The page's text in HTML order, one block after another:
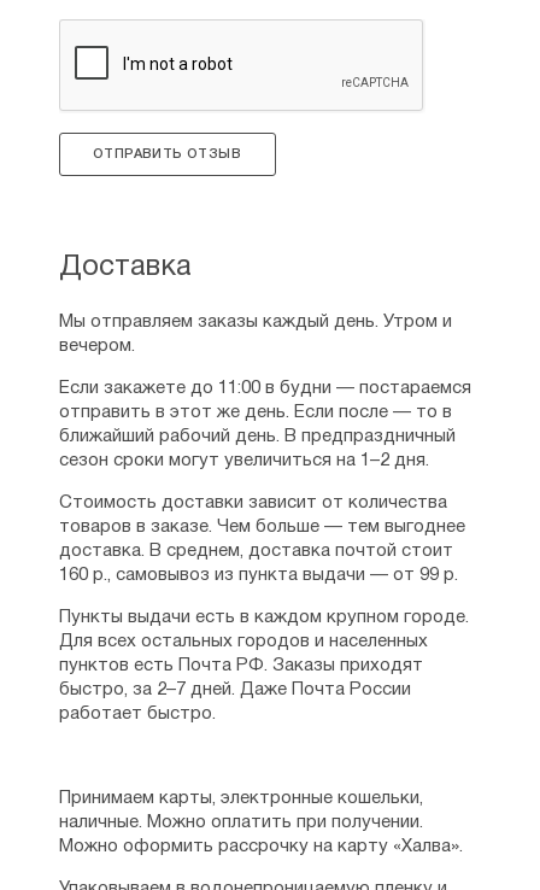
ОТПРАВИТЬ ОТЗЫВ
Доставка
Мы отправляем заказы каждый день. Утром и
вечером.
Если закажете до 11:00 в будни — постараемся
отправить в этот же день. Если после — то в
ближайший рабочий день. В предпраздничный
сезон сроки могут увеличиться на 1–2 дня.
Стоимость доставки зависит от количества
товаров в заказе. Чем больше — тем выгоднее
доставка. В среднем, доставка почтой стоит
160 р., самовывоз из пункта выдачи — от 99 р.
Пункты выдачи есть в каждом крупном городе.
Для всех остальных городов и населенных
пунктов есть Почта РФ. Заказы приходят
быстро, за 2–7 дней. Даже Почта России
работает быстро.
Принимаем карты, электронные кошельки,
наличные. Можно оплатить при получении.
Можно оформить рассрочку на карту «Халва».